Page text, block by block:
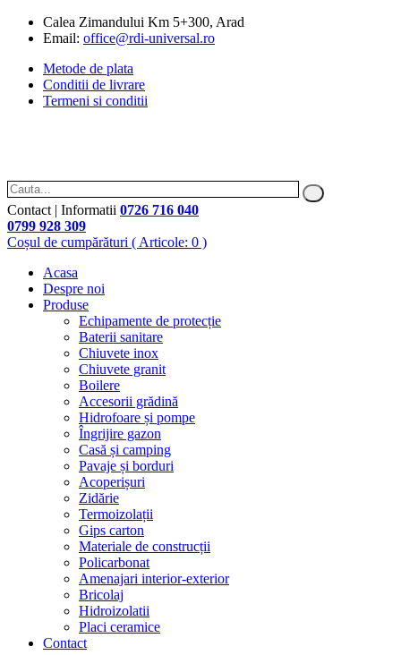
Calea Zimandului Km 5+300, Arad
Email: office@rdi-universal.ro
Metode de plata
Conditii de livrare
Termeni si conditii
Contact | Informatii 0726 716 040
0799 928 309
Coșul de cumpărături ( Articole: 0 )
Acasa
Despre noi
Produse
Echipamente de protecție
Baterii sanitare
Chiuvete inox
Chiuvete granit
Boilere
Accesorii grădină
Hidrofoare și pompe
Îngrijire gazon
Casă și camping
Pavaje și borduri
Acoperișuri
Zidărie
Termoizolații
Gips carton
Materiale de construcții
Policarbonat
Amenajari interior-exterior
Bricolaj
Hidroizolatii
Placi ceramice
Contact